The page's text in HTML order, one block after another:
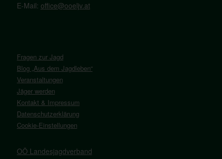
E-Mail: office@ooeljv.at
Fragen zur Jagd
Blog „Aus dem Jagdleben“
Veranstaltungen
Jäger werden
Kontakt & Impressum
Datenschutzerklärung
Cookie-Einstellungen
OÖ Landesjagdverband